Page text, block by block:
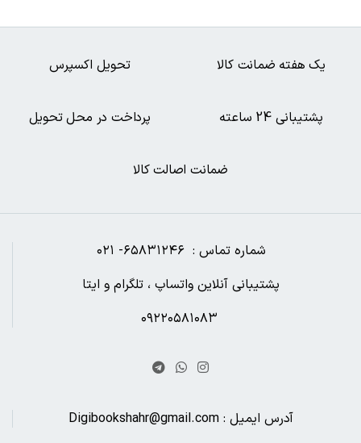
ضمانت اصالت کالا
پرداخت در محل تحویل پشتیبانی 24 ساعته
تحویل اکسپرس یک هفته ضمانت کالا
شماره تماس : ۶۵۸۳۱۲۴۶- ۰۲۱
پشتیبانی آنلاین واتساپ ، تلگرام و ایتا
آدرس ایمیل : Digibookshahr@gmail.com